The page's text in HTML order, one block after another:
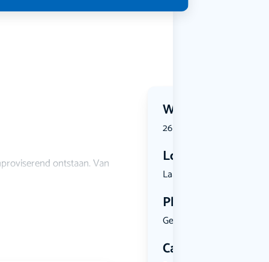
Wanneer?
26 July 2026 | 11:00
Locatie
Laag Heuke...
Plekken
Geen limiet
Categorie
ontstaan. Van